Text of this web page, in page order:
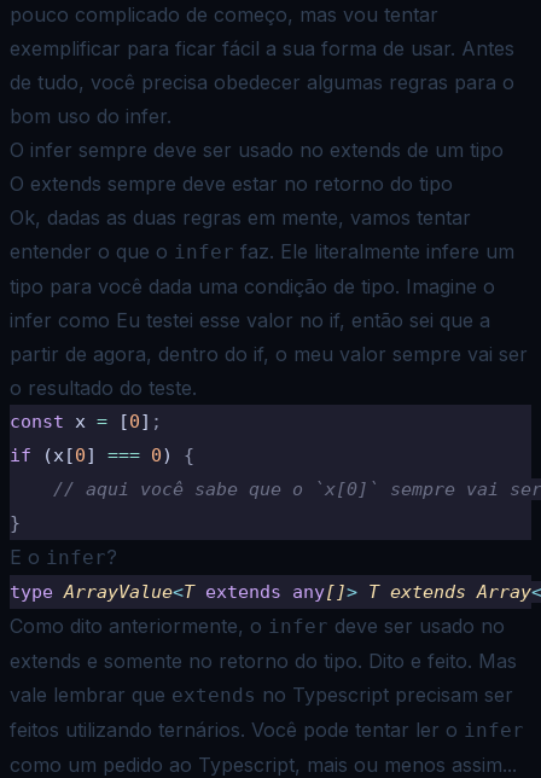
pouco complicado de começo, mas vou tentar
exemplificar para ficar fácil a sua forma de usar. Antes
de tudo, você precisa obedecer algumas regras para o
bom uso do infer.
O infer sempre deve ser usado no extends de um tipo
O extends sempre deve estar no retorno do tipo
Ok, dadas as duas regras em mente, vamos tentar
entender o que o infer faz. Ele literalmente infere um
tipo para você dada uma condição de tipo. Imagine o
infer como Eu testei esse valor no if, então sei que a
partir de agora, dentro do if, o meu valor sempre vai ser
o resultado do teste.
const x = [0] ;
if (x[0] === 0) {
// aqui você sabe que o `x[0]` sempre vai
}
E o infer?
type ArrayValue<T extends any[]> T extends Array<
Como dito anteriormente, o infer deve ser usado no
extends e somente no retorno do tipo. Dito e feito. Mas
vale lembrar que extends no Typescript precisam ser
feitos utilizando ternários. Você pode tentar ler o infer
como um pedido ao Typescript, mais ou menos assim...